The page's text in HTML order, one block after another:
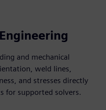
and mechanical
weld lines,
and stresses directly
for supported solvers.